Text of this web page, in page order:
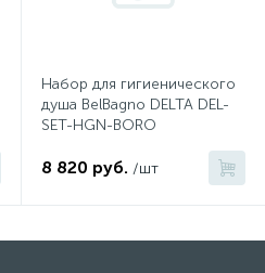
Набор для гигиенического
душа BelBagno DELTA DEL-
SET-HGN-BORO
8 820 руб. /шт